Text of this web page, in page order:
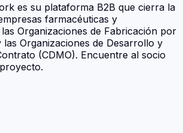
es su plataforma B2B que cierra la
farmacéuticas y
Organizaciones de Fabricación por
Organizaciones de Desarrollo y
(CDMO). Encuentre al socio